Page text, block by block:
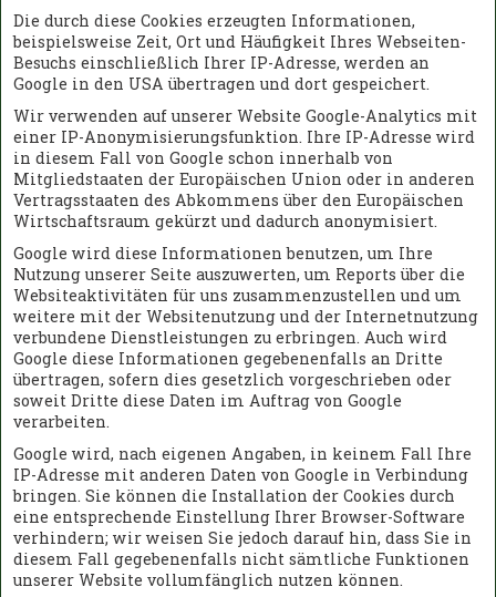
Die durch diese Cookies erzeugten Informationen,
beispielsweise Zeit, Ort und Häufigkeit Ihres Webseiten-
Besuchs einschließlich Ihrer IP-Adresse, werden an
Google in den USA übertragen und dort gespeichert.
Wir verwenden auf unserer Website Google-Analytics mit
einer IP-Anonymisierungsfunktion. Ihre IP-Adresse wird
in diesem Fall von Google schon innerhalb von
Mitgliedstaaten der Europäischen Union oder in anderen
Vertragsstaaten des Abkommens über den Europäischen
Wirtschaftsraum gekürzt und dadurch anonymisiert.
Google wird diese Informationen benutzen, um Ihre
Nutzung unserer Seite auszuwerten, um Reports über die
Websiteaktivitäten für uns zusammenzustellen und um
weitere mit der Websitenutzung und der Internetnutzung
verbundene Dienstleistungen zu erbringen. Auch wird
Google diese Informationen gegebenenfalls an Dritte
übertragen, sofern dies gesetzlich vorgeschrieben oder
soweit Dritte diese Daten im Auftrag von Google
verarbeiten.
Google wird, nach eigenen Angaben, in keinem Fall Ihre
IP-Adresse mit anderen Daten von Google in Verbindung
bringen. Sie können die Installation der Cookies durch
eine entsprechende Einstellung Ihrer Browser-Software
verhindern; wir weisen Sie jedoch darauf hin, dass Sie in
diesem Fall gegebenenfalls nicht sämtliche Funktionen
unserer Website vollumfänglich nutzen können.